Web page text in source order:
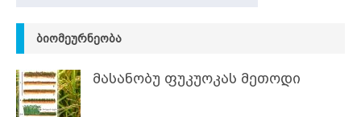
ᲑᲘᲝᲛᲔᲣᲠᲜᲔᲝᲑᲐ
მასანობუ ფუკუოკას მეთოდი